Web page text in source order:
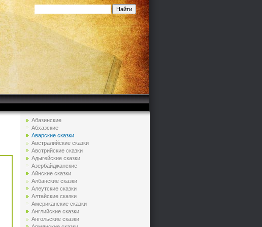
Абазинские
Абхазские
Аварские сказки
Австралийские сказки
Австрийские сказки
Адыгейские сказки
Азербайджанские
Айнские сказки
Албанские сказки
Алеутские сказки
Алтайские сказки
Американские сказки
Английские сказки
Ангольские сказки